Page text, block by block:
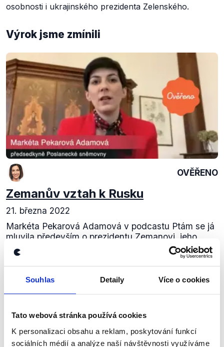
Souhlas Detaily Více o cookies
Tato webová stránka používá cookies
K personalizaci obsahu a reklam, poskytování funkcí
sociálních médií a analýze naší návštěvnosti využíváme
osobnosti i ukrajinského prezidenta Zelenského.
Výrok jsme zmínili
OVĚŘENO
Zemanův vztah k Rusku
21. března 2022
Markéta Pekarová Adamová v podcastu Ptám se já
mluvila především o prezidentu Zemanovi, jeho
spolupracovnících a vztahu k Rusku. V analýze
jejích výroků jsme se tak zabývali minulými i...
Číst dál
Zůstaňme v kontaktu